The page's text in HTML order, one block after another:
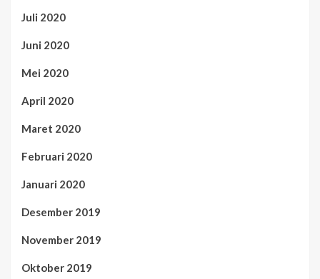
Juli 2020
Juni 2020
Mei 2020
April 2020
Maret 2020
Februari 2020
Januari 2020
Desember 2019
November 2019
Oktober 2019